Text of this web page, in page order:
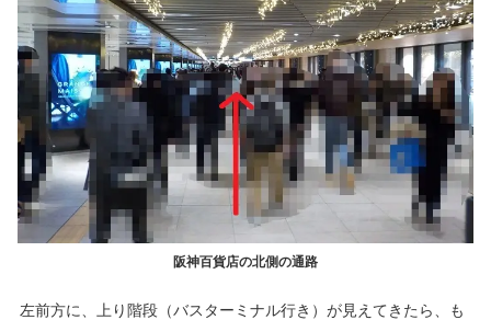
阪神百貨店の北側の通路
左前方に、上り階段（バスターミナル行き）が見えてきたら、も